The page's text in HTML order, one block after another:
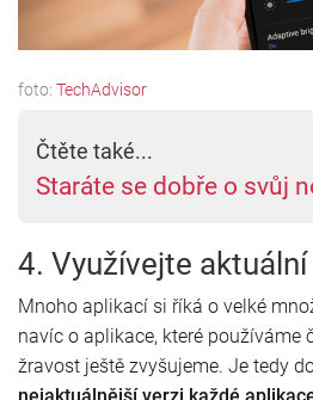
foto: TechAdvisor
Čtěte také...
Staráte se dobře o svůj
4. Využívejte
Mnoho aplikací si říká o velké
navíc o aplikace, které používáme
žravost ještě zvyšujeme. Je tedy